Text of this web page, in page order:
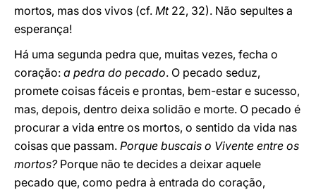
mortos, mas dos vivos (cf. Mt22, 32). Não sepultes a
esperança!
Há uma segunda pedra que, muitas vezes, fecha o
coração: a pedra do pecado. O pecado seduz,
promete coisas fáceis e prontas, bem-estar e sucesso,
mas, depois, dentro deixa solidão e morte. O pecado é
procurar a vida entre os mortos, o sentido da vida nas
coisas que passam. Porque buscais o Vivente entre os
mortos?Porque não te decides a deixar aquele
pecado que, como pedra à entrada do coração,